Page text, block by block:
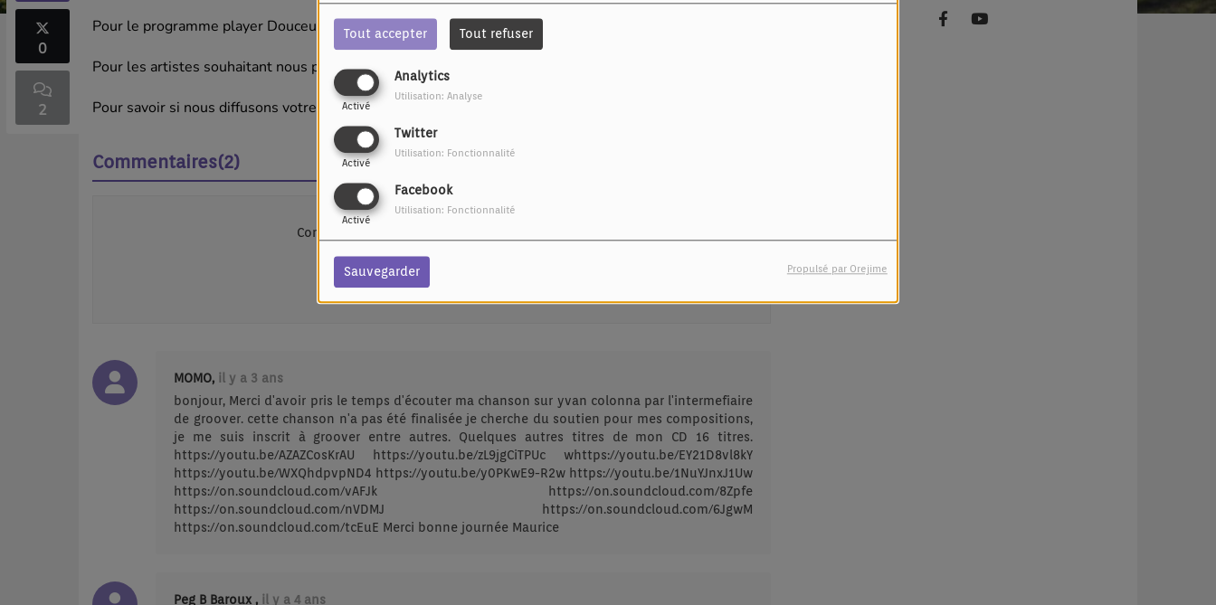
Tout accepter Tout refuser
Analytics
Activé
Utilisation: Analyse
Twitter
Activé
Utilisation: Fonctionnalité
Facebook
Activé
Utilisation: Fonctionnalité
Sauvegarder Propulsé par Orejime
0
2
Pour le programme player Douceur frequenceverte@wanadoo.fr
Pour les artistes souhaitant nous proposer leurs chansons, nous leur conseillons de le faire via
Pour savoir si nous diffusons votre chanson, nous sommes suivis par
Commentaires(2)
Connectez-vous pour commenter cet article
SE CONNECTER
MOMO,
il y a 3 ans
bonjour, Merci d'avoir pris le temps d'écouter ma chanson sur yvan colonna par l'intermefiaire
de groover. cette chanson n'a pas été finalisée je cherche du soutien pour mes compositions,
je me suis inscrit à groover entre autres. Quelques autres titres de mon CD 16 titres.
https://youtu.be/AZAZCosKrAU https://youtu.be/zL9jgCiTPUc whttps://youtu.be/EY21D8vl8kY
https://youtu.be/WXQhdpvpND4 https://youtu.be/y0PKwE9-R2w https://youtu.be/1NuYJnxJ1Uw
https://on.soundcloud.com/vAFJk https://on.soundcloud.com/8Zpfe
https://on.soundcloud.com/nVDMJ https://on.soundcloud.com/6JgwM
https://on.soundcloud.com/tcEuE Merci bonne journée Maurice
Peg B Baroux , il y a 4 ans